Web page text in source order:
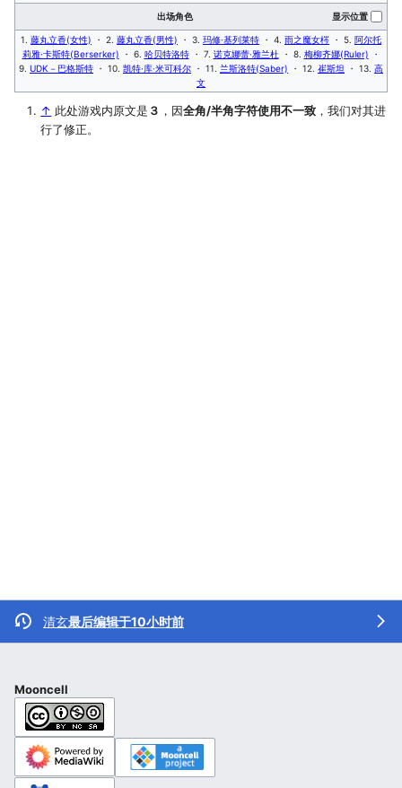
出场角色 显示位置
1. 藤丸立香(女性) ・ 2. 藤丸立香(男性) ・ 3. 玛修·基列莱特 ・ 4. 雨之魔女梣 ・ 5. 阿尔托
莉雅·卡斯特(Berserker) ・ 6. 哈贝特洛特・ 7. 诺克娜蕾·雅兰杜 ・ 8. 梅柳齐娜(Ruler) ・
9. UDK－巴格斯特 ・ 10. 凯特·库·米可科尔 ・ 11. 兰斯洛特(Saber) ・ 12. 崔斯坦 ・ 13. 高
文
↑ 此处游戏内原文是 ３ ，因全角/半角字符使用不一致 ，我们对其进
行了修正。
清玄最后编辑于10小时前
Mooncell